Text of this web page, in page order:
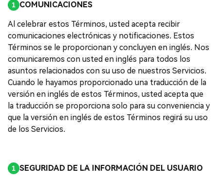
COMUNICACIONES
Al celebrar estos Términos, usted acepta recibir
comunicaciones electrónicas y notificaciones. Estos
Términos se le proporcionan y concluyen en inglés. Nos
comunicaremos con usted en inglés para todos los
asuntos relacionados con su uso de nuestros Servicios.
Cuando le hayamos proporcionado una traducción de la
versión en inglés de estos Términos, usted acepta que
la traducción se proporciona solo para su conveniencia y
que la versión en inglés de estos Términos regirá su uso
de los Servicios.
SEGURIDAD DE LA INFORMACIÓN DEL USUARIO